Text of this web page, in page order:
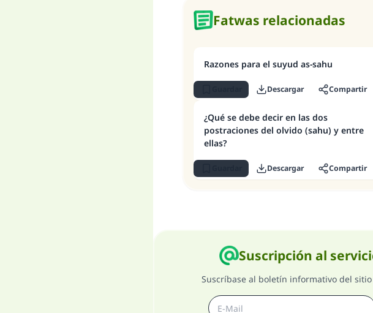
Fatwas relacionadas
Razones para el suyud as-sahu
Descargar Compartir
¿Qué se debe decir en las dos
postraciones del olvido (sahu) y entre
ellas?
Descargar Compartir
Suscripción al
Suscríbase al boletín informativo del